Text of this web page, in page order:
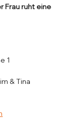
Frau ruht eine
1
& Tina